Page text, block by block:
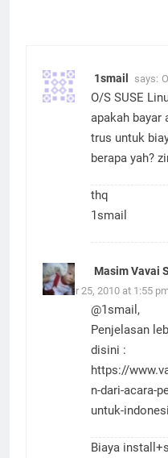
1smail says:
O/S SUSE
apakah bayar
trus untuk
thq
Masim Vavai
October 25, 2010 at 1:55 pm
@1smail,
Penjelasan
disini :
https://
n-dari-acara-